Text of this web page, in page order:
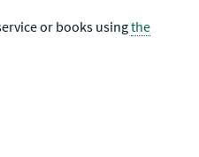
or books usingthe